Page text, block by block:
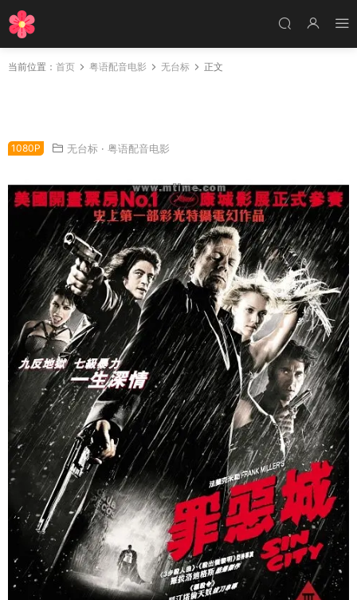
当前位置： 首页 粤语配音电影 无台标 正文
1080P 无台标 · 粤语配音电影